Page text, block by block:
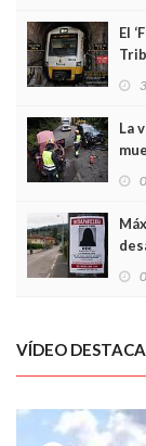
El
La
VÍDEO